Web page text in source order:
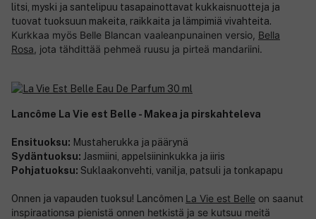
litsi, myski ja santelipuu tasapainottavat kukkaisnuotteja ja
tuovat tuoksuun makeita, raikkaita ja lämpimiä vivahteita.
Kurkkaa myös Belle Blancan vaaleanpunainen versio, Bella
Rosa, jota tähdittää pehmeä ruusu ja pirteä mandariini.
Lancôme La Vie est Belle - Makea ja pirskahteleva
Ensituoksu: Mustaherukka ja päärynä
Sydäntuoksu: Jasmiini, appelsiininkukka ja iiris
Pohjatuoksu: Suklaakonvehti, vanilja, patsuli ja tonkapapu
Onnen ja vapauden tuoksu! Lancômen La Vie est Belle on saanut
inspiraationsa pienistä onnen hetkistä ja se kutsuu meitä